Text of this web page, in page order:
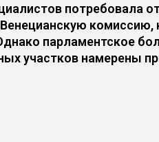
потребовала
парламентское
участков намерены